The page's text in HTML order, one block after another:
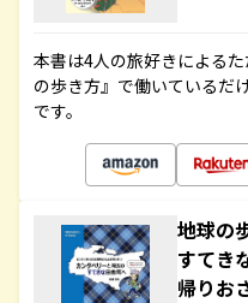
本書は4人の旅好きによる
の歩き方』で働いているだ
です。
地球の
すてき
帰りお